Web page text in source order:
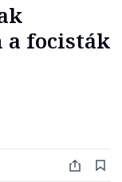
a focisták